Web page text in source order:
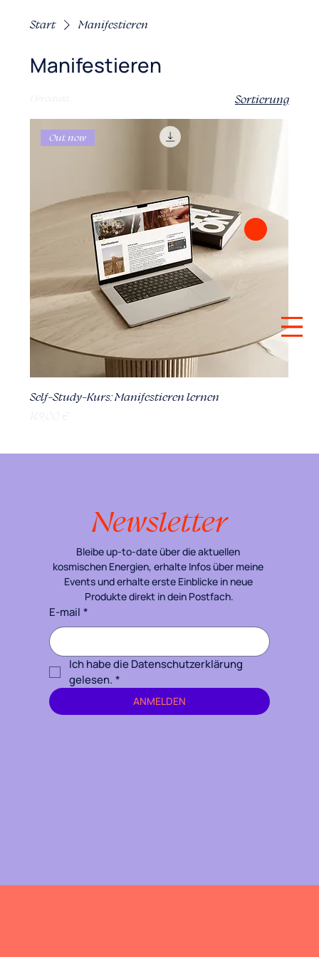
Start Manifestieren
Manifestieren
Sortierung
Out now
Self-Study-Kurs: Manifestieren lernen
Newsletter
Bleibe up-to-date über die aktuellen
kosmischen Energien, erhalte Infos über meine
Events und erhalte erste Einblicke in neue
Produkte direkt in dein Postfach.
E-mail *
Ich habe die Datenschutzerklärung
gelesen. *
ANMELDEN